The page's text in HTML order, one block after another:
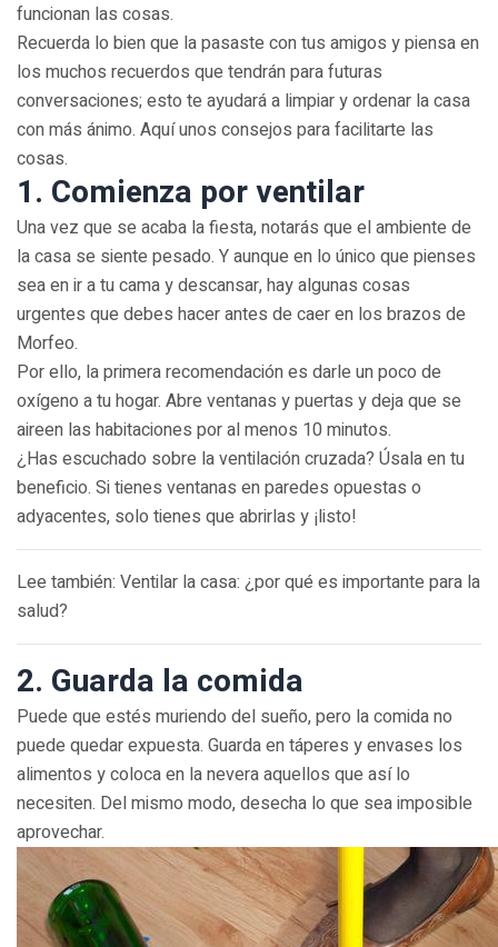
funcionan las cosas.
Recuerda lo bien que la pasaste con tus amigos y piensa en
los muchos recuerdos que tendrán para futuras
conversaciones; esto te ayudará a limpiar y ordenar la casa
con más ánimo. Aquí unos consejos para facilitarte las
cosas.
1. Comienza por ventilar
Una vez que se acaba la fiesta, notarás que el ambiente de
la casa se siente pesado. Y aunque en lo único que pienses
sea en ir a tu cama y descansar, hay algunas cosas
urgentes que debes hacer antes de caer en los brazos de
Morfeo.
Por ello, la primera recomendación es darle un poco de
oxígeno a tu hogar. Abre ventanas y puertas y deja que se
aireen las habitaciones por al menos 10 minutos.
¿Has escuchado sobre la ventilación cruzada? Úsala en tu
beneficio. Si tienes ventanas en paredes opuestas o
adyacentes, solo tienes que abrirlas y ¡listo!
Lee también: Ventilar la casa: ¿por qué es importante para la
salud?
2. Guarda la comida
Puede que estés muriendo del sueño, pero la comida no
puede quedar expuesta. Guarda en táperes y envases los
alimentos y coloca en la nevera aquellos que así lo
necesiten. Del mismo modo, desecha lo que sea imposible
aprovechar.